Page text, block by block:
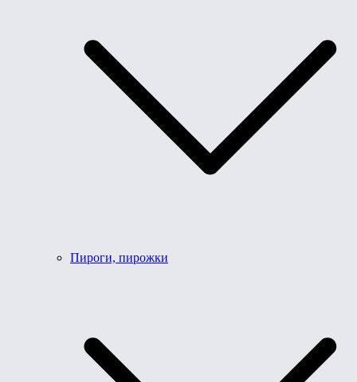
Пироги, пирожки